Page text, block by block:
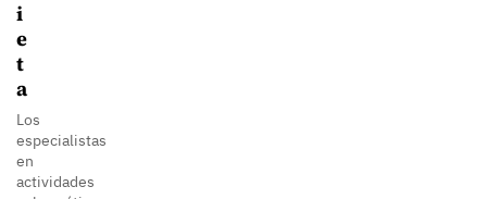
i
e
t
a
Los
especialistas
en
actividades